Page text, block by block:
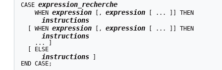
CASE expression_recherche
    WHEN
expression [ , expression [ ... ] THEN
instructions
WHEN expression [ , expression [ ... ] THEN
instructions
    ...
ELSE
instructions
END CASE;